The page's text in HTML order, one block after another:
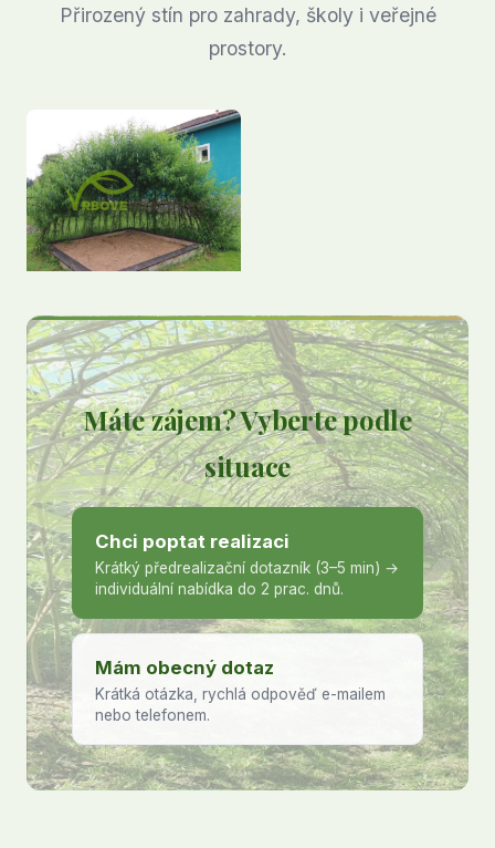
Přirozený stín pro zahrady, školy i veřejné
prostory.
Máte zájem? Vyberte podle
situace
Chci poptat realizaci
Krátký předrealizační dotazník (3–5 min) →
individuální nabídka do 2 prac. dnů.
Mám obecný dotaz
Krátká otázka, rychlá odpověď e-mailem
nebo telefonem.